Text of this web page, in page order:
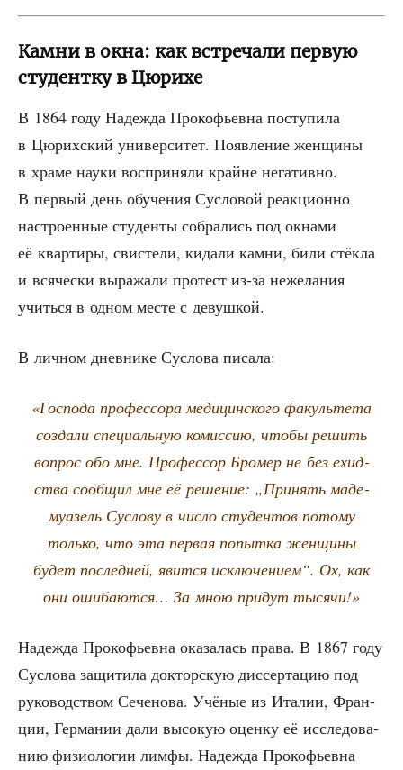
Камни в окна: как встречали первую
студентку в Цюрихе
В 1864 году Надеж­да Про­ко­фьев­на посту­пи­ла
в Цюрих­ский уни­вер­си­тет. Появ­ле­ние жен­щи­ны
в хра­ме нау­ки вос­при­ня­ли крайне нега­тив­но.
В пер­вый день обу­че­ния Сус­ло­вой реак­ци­он­но
настро­ен­ные сту­ден­ты собра­лись под окна­ми
её квар­ти­ры, сви­сте­ли, кида­ли кам­ни, били стёк­ла
и вся­че­ски выра­жа­ли про­тест из-за неже­ла­ния
учить­ся в одном месте с девушкой.
В лич­ном днев­ни­ке Сус­ло­ва писала:
«Гос­по­да про­фес­со­ра меди­цин­ско­го факуль­те­та
созда­ли спе­ци­аль­ную комис­сию, что­бы решить
вопрос обо мне. Про­фес­сор Бро­мер не без ехид­
ства сооб­щил мне её реше­ние: „При­нять маде­
му­а­зель Сус­ло­ву в чис­ло сту­ден­тов пото­му
толь­ко, что эта пер­вая попыт­ка жен­щи­ны
будет послед­ней, явит­ся исклю­че­ни­ем“. Ох, как
они оши­ба­ют­ся… За мною при­дут тысячи!»
Надеж­да Про­ко­фьев­на ока­за­лась пра­ва. В 1867 году
Сус­ло­ва защи­ти­ла док­тор­скую дис­сер­та­цию под
руко­вод­ством Сече­но­ва. Учё­ные из Ита­лии, Фран­
ции, Гер­ма­нии дали высо­кую оцен­ку её иссле­до­ва­
нию физио­ло­гии лим­фы. Надеж­да Про­ко­фьев­на